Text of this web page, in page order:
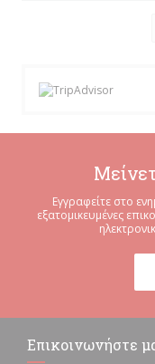
Εγγραφείτε στο
εξατομικευμένες
Επικοινωνήστε